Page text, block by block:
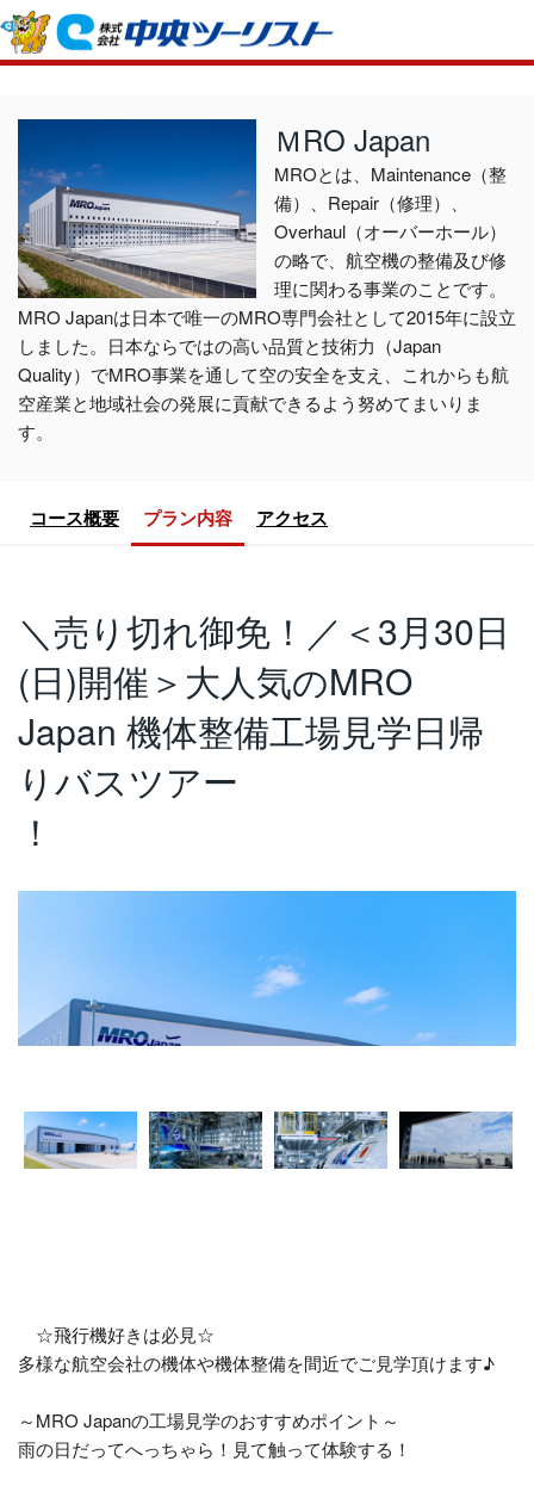
ご利用案内
お申込方法について
お支払いについて
お受取り方法について
取消手数料について
プライバシーポリシー
店舗のご案内
よくあるご質問
ご旅行条件書 会社概要
観光庁長官登録旅行
日本旅行業協会正
ＭRO Japan
MROとは、Maintenance（整
備）、Repair（修理）、
Overhaul（オーバーホール）
の略で、航空機の整備及び修
理に関わる事業のことです。
MRO Japanは日本で唯一のMRO専門会社として2015年に設立
しました。日本ならではの高い品質と技術力（Japan
Quality）でMRO事業を通して空の安全を支え、これからも航
空産業と地域社会の発展に貢献できるよう努めてまいりま
す。
コース概要 プラン内容 アクセス
＼売り切れ御免！／＜3月30日
(日)開催＞大人気のMRO
Japan 機体整備工場見学日帰
りバスツアー
☆飛行機好きは必見☆
多様な航空会社の機体や機体整備を間近でご見学頂けます♪
～MRO Japanの工場見学のおすすめポイント～
雨の日だってへっちゃら！見て触って体験する！